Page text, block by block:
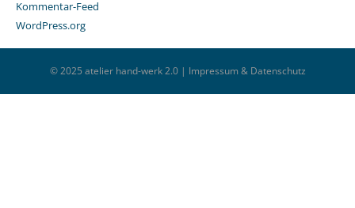
Kommentar-Feed
WordPress.org
© 2025 atelier hand-werk 2.0 | Impressum & Datenschutz